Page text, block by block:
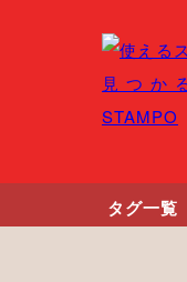
タグ一覧